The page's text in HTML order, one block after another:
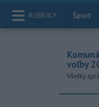
RUBRIKY Index
Šport
voľby
Všetky